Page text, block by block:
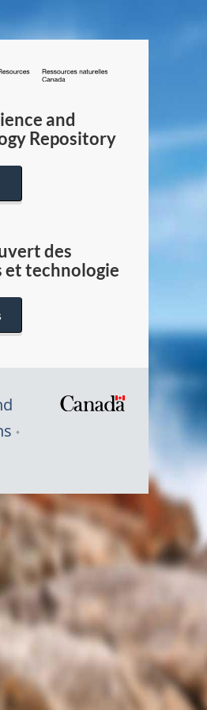
/
Canada
and
Repository
des
et technologie
Symbole
du
Canada